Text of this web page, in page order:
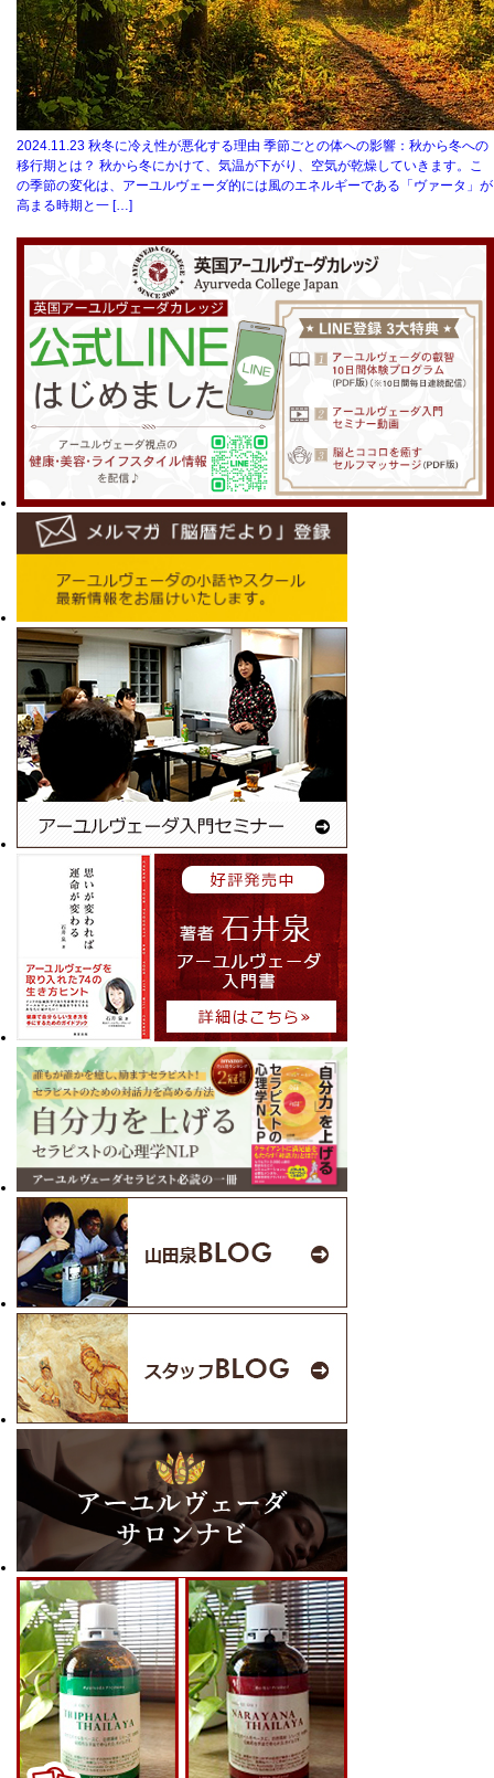
2024.11.23 秋冬に冷え性が悪化する理由 季節ごとの体への影響：秋から冬への
移行期とは？ 秋から冬にかけて、気温が下がり、空気が乾燥していきます。こ
の季節の変化は、アーユルヴェーダ的には風のエネルギーである「ヴァータ」が
高まる時期と一 […]